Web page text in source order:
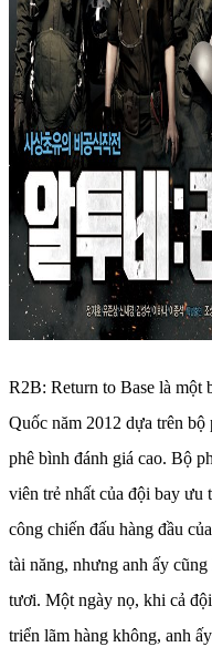
R2B: Return to Base là một
Quốc năm 2012 dựa trên
phê bình đánh giá cao. Bộ
viên trẻ nhất của đội bay ưu
công chiến đấu hàng đầu
tài năng, nhưng anh ấy
tươi. Một ngày nọ, khi cả
triển lãm hàng không, anh